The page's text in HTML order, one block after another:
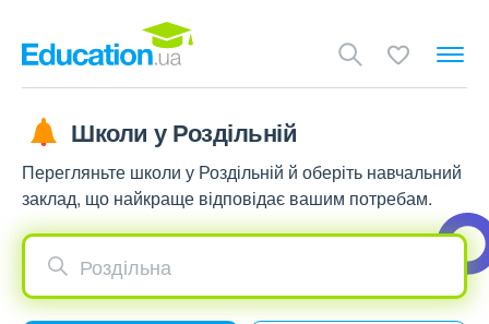
Школи у Роздільній
Перегляньте школи у Роздільній й оберіть навчальний
заклад, що найкраще відповідає вашим потребам.
Роздільна